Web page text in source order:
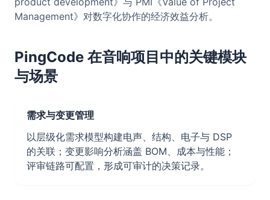
Management》对数字化协作的经济效益分析。
PingCode 在音响项目中的关键模块
与场景
需求与变更管理
以层级化需求模型构建电声、结构、电子与 DSP
的关联；变更影响分析涵盖 BOM、成本与性能；
评审链路可配置，形成可审计的决策记录。